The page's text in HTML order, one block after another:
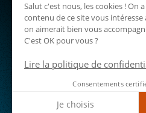
Salut c'est nous, les cookies ! On
contenu de ce site vous
on aimerait bien vous
C'est OK pour vous ?
Lire la politique de
Consentements
Je choisis
- Offre réservée aux
- Offre non
03 72 72 59
Un projet ?
Assistance